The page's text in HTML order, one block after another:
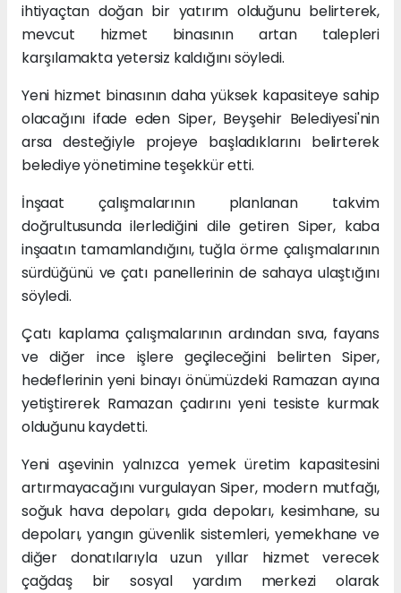
ihtiyaçtan doğan bir yatırım olduğunu belirterek,
mevcut hizmet binasının artan talepleri
karşılamakta yetersiz kaldığını söyledi.
Yeni hizmet binasının daha yüksek kapasiteye sahip
olacağını ifade eden Siper, Beyşehir Belediyesi'nin
arsa desteğiyle projeye başladıklarını belirterek
belediye yönetimine teşekkür etti.
İnşaat çalışmalarının planlanan takvim
doğrultusunda ilerlediğini dile getiren Siper, kaba
inşaatın tamamlandığını, tuğla örme çalışmalarının
sürdüğünü ve çatı panellerinin de sahaya ulaştığını
söyledi.
Çatı kaplama çalışmalarının ardından sıva, fayans
ve diğer ince işlere geçileceğini belirten Siper,
hedeflerinin yeni binayı önümüzdeki Ramazan ayına
yetiştirerek Ramazan çadırını yeni tesiste kurmak
olduğunu kaydetti.
Yeni aşevinin yalnızca yemek üretim kapasitesini
artırmayacağını vurgulayan Siper, modern mutfağı,
soğuk hava depoları, gıda depoları, kesimhane, su
depoları, yangın güvenlik sistemleri, yemekhane ve
diğer donatılarıyla uzun yıllar hizmet verecek
çağdaş bir sosyal yardım merkezi olarak